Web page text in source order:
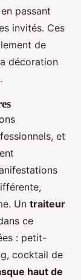
passant
invités. Ces
de
décoration
et
Un traiteur
ce
: petit-
cocktail de
haut de